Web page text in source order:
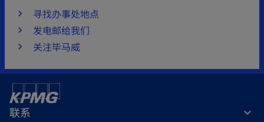
寻找办事处地点
发电邮给我们
关注毕马威
联系